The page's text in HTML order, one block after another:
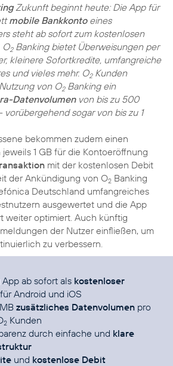
Zukunft beginnt heute: Die App für
mobile Bankkontoeines
steht ab sofort zum kostenlosen
O2Banking bietet Überweisungen per
kleinere Sofortkredite, umfangreiche
und vieles mehr. O2Kunden
von O2Banking ein
Datenvolumenvon bis zu 500
sogar von bis zu 1
bekommen zudem einen
1 GB für die Kontoeröffnung
mit der kostenlosen Debit
der Ankündigung von O2 Banking
Deutschland umfangreiches
ausgewertet und die App
weiter optimiert. Auch künftig
der Nutzer einfließen, um
zu verbessern.
App ab sofort als kostenloser
für Android und iOS
zusätzliches Datenvolumen pro
2 Kunden
durch einfache und klare
und kostenlose Debit